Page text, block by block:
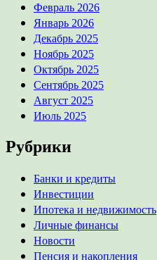
Февраль 2026
Январь 2026
Декабрь 2025
Ноябрь 2025
Октябрь 2025
Сентябрь 2025
Август 2025
Июль 2025
Рубрики
Банки и кредиты
Инвестиции
Ипотека и недвижимость
Личные финансы
Новости
Пенсия и накопления